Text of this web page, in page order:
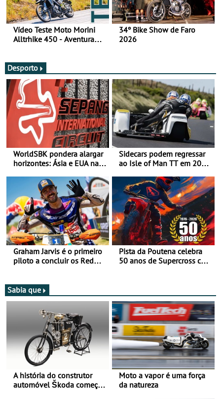
Vídeo Teste Moto Morini
Alltrhike 450 - Aventura
34º Bike Show de Faro
2026
Desporto
WorldSBK pondera alargar
horizontes: Ásia e EUA na
Sidecars podem regressar
ao Isle of Man TT em 2027
Graham Jarvis é o primeiro
piloto a concluir os Red
Pista da Poutena celebra
50 anos de Supercross com
Sabia que
A história do construtor
automóvel Škoda começou
Moto a vapor é uma força
da natureza